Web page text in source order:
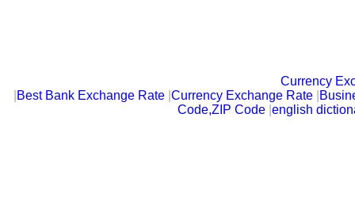
Currency
Best Bank Exchange Rate |Currency Exchange Rate
Code,ZIP Code english